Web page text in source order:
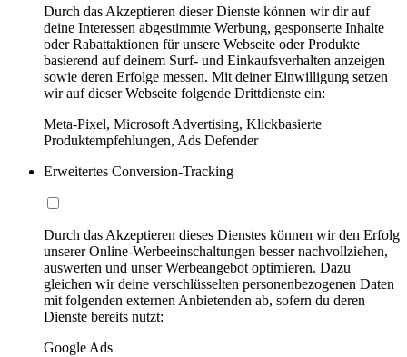
Durch das Akzeptieren dieser Dienste können wir dir auf
deine Interessen abgestimmte Werbung, gesponserte Inhalte
oder Rabattaktionen für unsere Webseite oder Produkte
basierend auf deinem Surf- und Einkaufsverhalten anzeigen
sowie deren Erfolge messen. Mit deiner Einwilligung setzen
wir auf dieser Webseite folgende Drittdienste ein:
Meta-Pixel, Microsoft Advertising, Klickbasierte
Produktempfehlungen, Ads Defender
Erweitertes Conversion-Tracking
Durch das Akzeptieren dieses Dienstes können wir den Erfolg
unserer Online-Werbeeinschaltungen besser nachvollziehen,
auswerten und unser Werbeangebot optimieren. Dazu
gleichen wir deine verschlüsselten personenbezogenen Daten
mit folgenden externen Anbietenden ab, sofern du deren
Dienste bereits nutzt:
Google Ads